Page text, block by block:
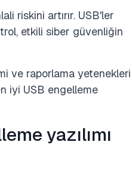
riskini artırır. USB'ler
etkili siber güvenliğin
ve raporlama yetenekleri
iyi USB engelleme
yazılımı